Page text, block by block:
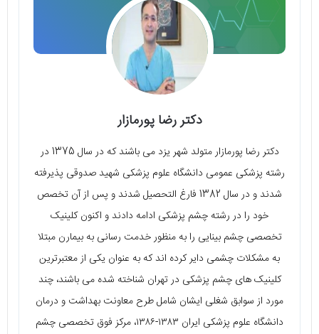
دکتر رضا پورمازار
دکتر رضا پورمازار متولد شهر یزد می باشند که در سال 1375 در
رشته پزشکی عمومی دانشگاه علوم پزشکی شهید صدوقی پذیرفته
شدند و در سال 1382 فارغ التحصیل شدند و پس از آن تخصص
خود را در رشته چشم پزشکی ادامه دادند و اکنون کلینیک
تخصصی چشم بینایی را به منظور خدمت رسانی به بیمارن مبتلا
به مشکلات چشمی دایر کرده اند که به عنوان یکی از معتبرترین
کلینیک های چشم پزشکی در تهران شناخته شده می باشند، چند
مورد از سوابق شغلی ایشان شامل طرح معاونت بهداشت و درمان
دانشگاه علوم پزشکی ایران ١٣٨٣-١٣٨٦، مرکز فوق تخصصی چشم